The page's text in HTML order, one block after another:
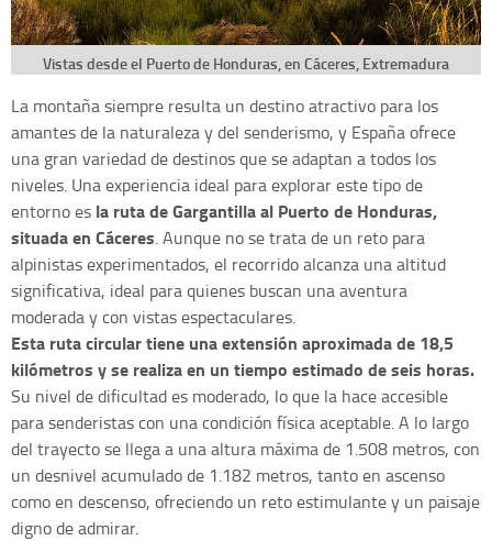
Vistas desde el Puerto de Honduras, en Cáceres, Extremadura
La montaña siempre resulta un destino atractivo para los
amantes de la naturaleza y del senderismo, y España ofrece
una gran variedad de destinos que se adaptan a todos los
niveles. Una experiencia ideal para explorar este tipo de
entorno es la ruta de Gargantilla al Puerto de Honduras,
situada en Cáceres. Aunque no se trata de un reto para
alpinistas experimentados, el recorrido alcanza una altitud
significativa, ideal para quienes buscan una aventura
moderada y con vistas espectaculares.
Esta ruta circular tiene una extensión aproximada de 18,5
kilómetros y se realiza en un tiempo estimado de seis horas.
Su nivel de dificultad es moderado, lo que la hace accesible
para senderistas con una condición física aceptable. A lo largo
del trayecto se llega a una altura máxima de 1.508 metros, con
un desnivel acumulado de 1.182 metros, tanto en ascenso
como en descenso, ofreciendo un reto estimulante y un paisaje
digno de admirar.